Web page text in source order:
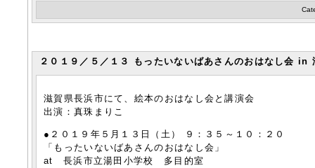
２０１９／５／１３ もったいないばあさんのおはなし会 in
滋賀県長浜市にて、絵本のおはなし会と講演会
出演：真珠まりこ
●２０１９年５月１３日（土） ９：３５～１０：２０
「もったいないばあさんのおはなし会」
at 長浜市立湯田小学校 多目的室